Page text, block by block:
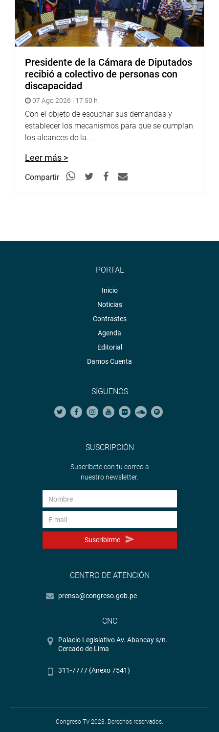
Presidente de la Cámara de Diputados
recibió a colectivo de personas con
discapacidad
07 Ago 2026 | 17:50 h
Con el objeto de escuchar sus demandas y
establecer los mecanismos para que se cumplan
los alcances de la...
Leer más >
Compartir
PORTAL
Inicio
Noticias
Contrastes
Agenda
Editorial
Damos Cuenta
SÍGUENOS
SUSCRIPCIÓN
Suscríbete con tu correo a
nuestro newsletter.
Suscribirme
CENTRO DE ATENCIÓN
prensa@congreso.gob.pe
CNC
Palacio Legislativo Av. Abancay s/n.
Cercado de Lima
311-7777 (Anexo 7541)
Congreso TV 2023. Derechos reservados.